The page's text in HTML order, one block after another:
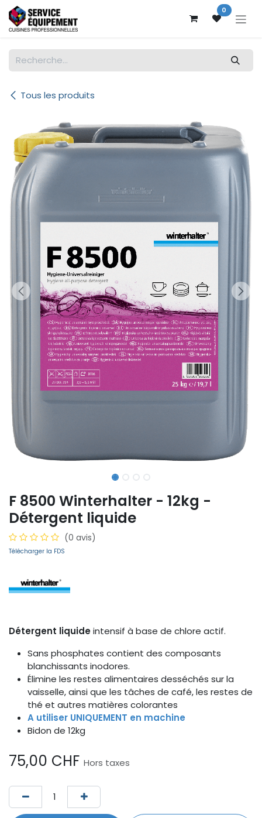
Se rendre au contenu 0
Tous les produits
F 8500 Winterhalter - 12kg -
Détergent liquide
(0 avis)
Télécharger la FDS
Détergent liquideintensif à base de chlore actif.
Sans phosphates contient des composants
blanchissants inodores.
Élimine les restes alimentaires desséchés sur la
vaisselle, ainsi que les tâches de café, les restes de
thé et autres matières colorantes
A utiliser UNIQUEMENT en machine
Bidon de 12kg
75,00 CHF Hors taxes